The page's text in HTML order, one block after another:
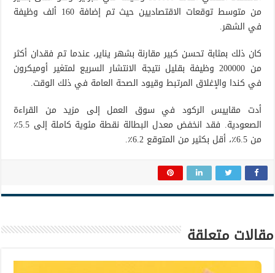
من متوسط ​​توقعات الاقتصاديين حيث تم إضافة 160 ألف وظيفة
في الشهر.
كان ذلك بمثابة تحسن كبير مقارنة بشهر يناير، عندما تم فقدان أكثر
من 200000 وظيفة بقليل نتيجة الانتشار السريع لمتغير أوميكرون
في كندا والإغلاق المرتبط وقيود الصحة العامة في ذلك الوقت.
أدت مقاييس الركود في سوق العمل إلى مزيد من القراءة
الصعودية. فقد انخفض معدل البطالة نقطة مئوية كاملة إلى 5.5٪
من 6.5٪، أقل بكثير من المتوقع 6.2٪.
مقالات متعلقة